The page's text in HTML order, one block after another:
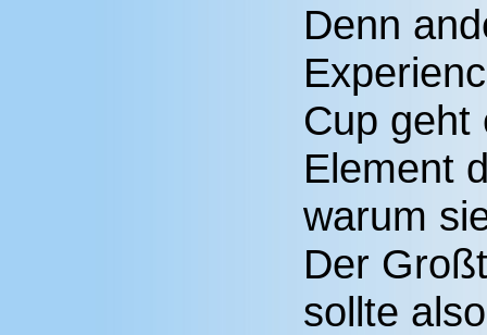
Denn
Cup geht
Element
warum
Der
sollte